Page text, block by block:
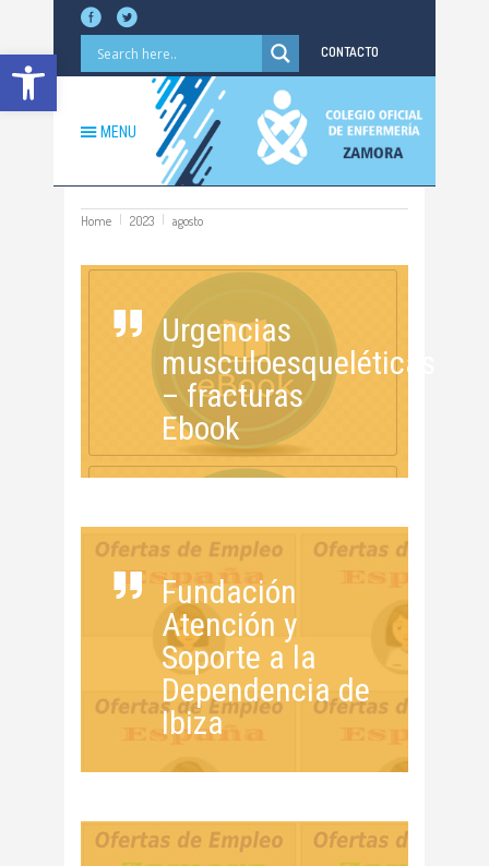
Abrir barra de herramientas CONTACTO
MENU
Home 2023 agosto
Urgencias
musculoesqueléticas
– fracturas
Ebook
Fundación
Atención y
Soporte a la
Dependencia de
Ibiza